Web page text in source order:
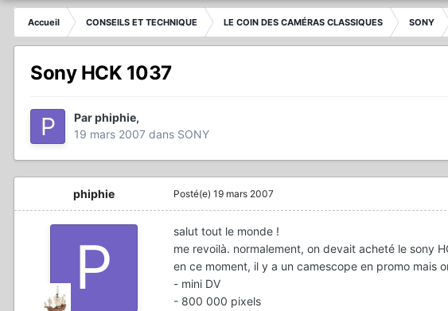
Accueil CONSEILS ET TECHNIQUE LE COIN DES CAMÉRAS CLASSIQUES SONY
Sony HCK 1037
Parphiphie,
19 mars 2007 dans SONY
phiphie Posté(e) 19 mars 2007
salut tout le monde !
me revoilà. normalement, on devait acheté le sony
en ce moment, il y a un camescope en promo mais
- mini DV
- 800 000 pixels